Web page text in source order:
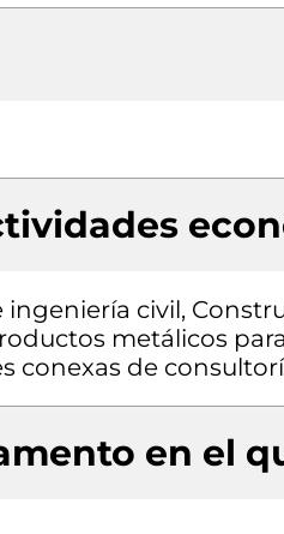
civil,
metálicos
conexas de
en el